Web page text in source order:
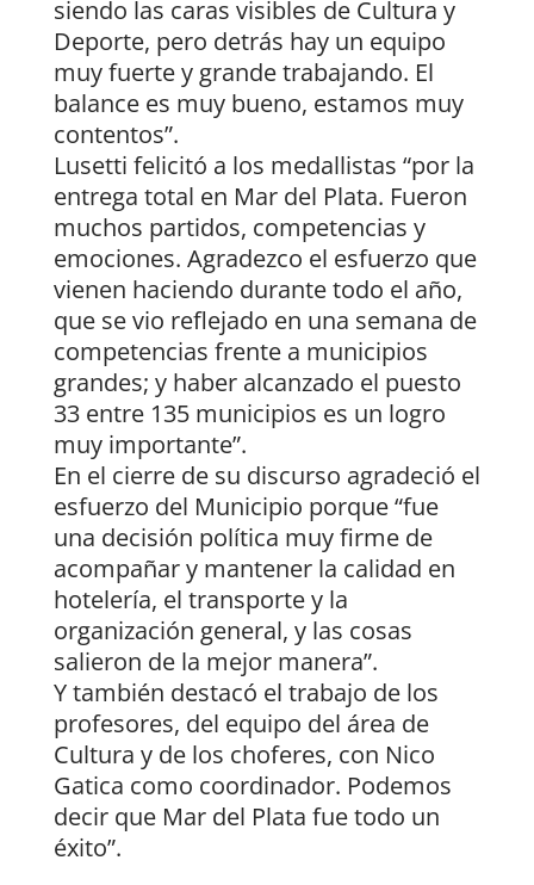
siendo las caras visibles de Cultura y
Deporte, pero detrás hay un equipo
muy fuerte y grande trabajando. El
balance es muy bueno, estamos muy
contentos”.
Lusetti felicitó a los medallistas “por la
entrega total en Mar del Plata. Fueron
muchos partidos, competencias y
emociones. Agradezco el esfuerzo que
vienen haciendo durante todo el año,
que se vio reflejado en una semana de
competencias frente a municipios
grandes; y haber alcanzado el puesto
33 entre 135 municipios es un logro
muy importante”.
En el cierre de su discurso agradeció el
esfuerzo del Municipio porque “fue
una decisión política muy firme de
acompañar y mantener la calidad en
hotelería, el transporte y la
organización general, y las cosas
salieron de la mejor manera”.
Y también destacó el trabajo de los
profesores, del equipo del área de
Cultura y de los choferes, con Nico
Gatica como coordinador. Podemos
decir que Mar del Plata fue todo un
éxito”.